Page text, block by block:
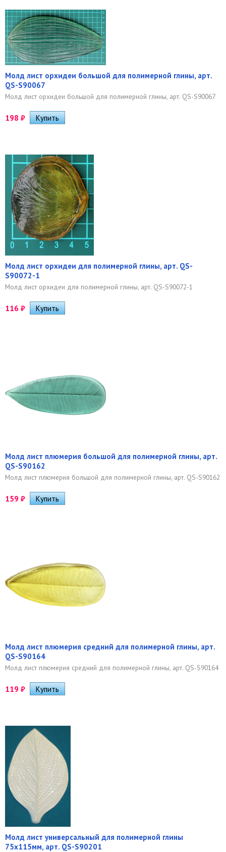
Молд лист орхидеи большой для полимерной глины, арт.
QS-S90067
Молд лист орхидеи большой для полимерной глины, арт. QS-S90067
198 ₽
Молд лист орхидеи для полимерной глины, арт. QS-
S90072-1
Молд лист орхидеи для полимерной глины, арт. QS-S90072-1
116 ₽
Молд лист плюмерия большой для полимерной глины, арт.
QS-S90162
Молд лист плюмерия большой для полимерной глины, арт. QS-S90162
159 ₽
Молд лист плюмерия средний для полимерной глины, арт.
QS-S90164
Молд лист плюмерия средний для полимерной глины, арт. QS-S90164
119 ₽
Молд лист универсальный для полимерной глины
75х115мм, арт. QS-S90201